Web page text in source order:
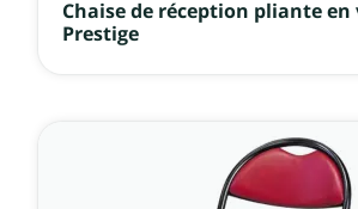
Chaise de réception pliante en
Prestige